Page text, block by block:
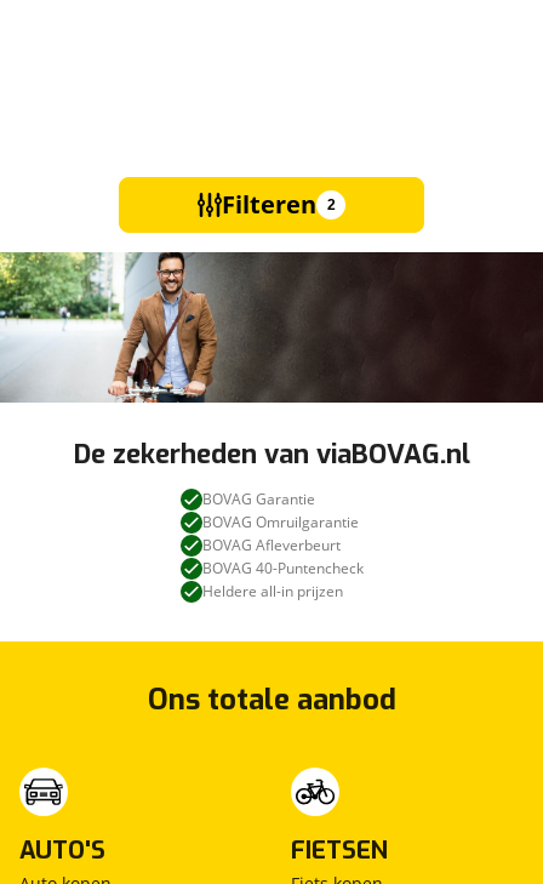
Filteren 2
De zekerheden van viaBOVAG.nl
BOVAG Garantie
BOVAG Omruilgarantie
BOVAG Afleverbeurt
BOVAG 40-Puntencheck
Heldere all-in prijzen
Ons totale aanbod
AUTO'S FIETSEN